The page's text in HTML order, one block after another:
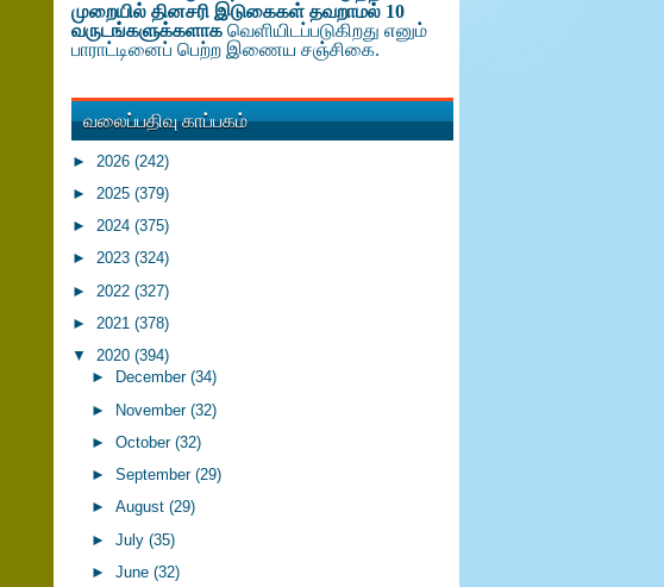
முறையில் தினசரி இடுகைகள் தவறாமல் 10
வருடங்களுக்களாக வெளியிடப்படுகிறது எனும்
பாராட்டினைப் பெற்ற இணைய சஞ்சிகை.
வலைப்பதிவு காப்பகம்
► 2026 (242)
► 2025 (379)
► 2024 (375)
► 2023 (324)
► 2022 (327)
► 2021 (378)
▼ 2020 (394)
►
December (34)
► November (32)
► October (32)
► September (29)
► August (29)
► July (35)
► June (32)